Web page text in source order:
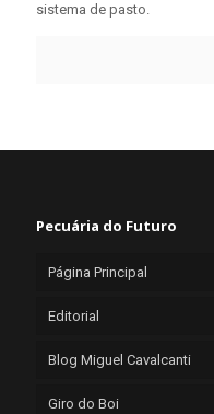
sistema de pasto.
Pecuária do Futuro
Página Principal
Editorial
Blog Miguel Cavalcanti
Giro do Boi